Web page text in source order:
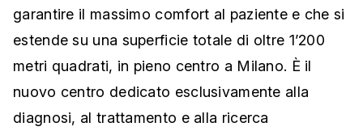
garantire il massimo comfort al paziente e che si
estende su una superficie totale di oltre 1’200
metri quadrati, in pieno centro a Milano. È il
nuovo centro dedicato esclusivamente alla
diagnosi, al trattamento e alla ricerca